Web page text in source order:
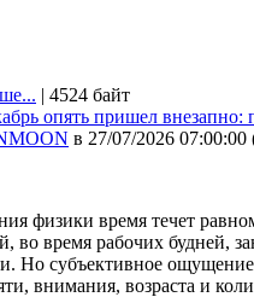
| 4524 байт
опять пришел внезапно:
в 27/07/2026 07:00:00
физики время течет
во время рабочих будней,
Но субъективное
внимания, возраста и